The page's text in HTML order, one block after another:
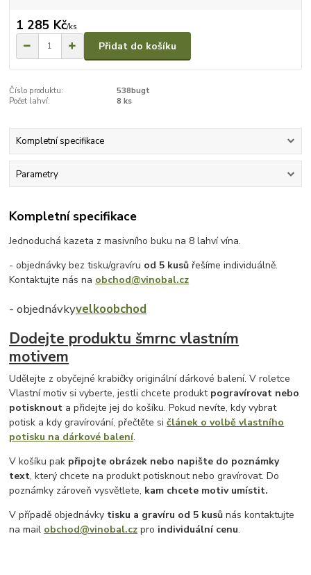
1 285 Kč/ks
Přidat do košíku
Číslo produktu:
538bugt
Počet lahví:
8 ks
Kompletní specifikace
Parametry
Kompletní specifikace
Jednoduchá kazeta z masivního buku na 8 lahví vína.
- objednávky bez tisku/gravíru od 5 kusů řešíme individuálně.
Kontaktujte nás na obchod@vinobal.cz
- objednávkyvelkoobchod
Dodejte produktu šmrnc vlastním
motivem
Udělejte z obyčejné krabičky originální dárkové balení. V roletce
Vlastní motiv si vyberte, jestli chcete produkt pogravírovat nebo
potisknout a přidejte jej do košíku. Pokud nevíte, kdy vybrat
potisk a kdy gravírování, přečtěte sičlánek o volbě vlastního
potisku na dárkové balení.
V košíku pak připojte obrázek nebo napište do poznámky
text, který chcete na produkt potisknout nebo gravírovat. Do
poznámky zároveň vysvětlete, kam chcete motiv umístit.
V případě objednávky tisku a gravíru od 5 kusů nás kontaktujte
na mail obchod@vinobal.cz pro individuální cenu.